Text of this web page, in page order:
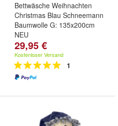
Bettwäsche Weihnachten
Christmas Blau Schneemann
Baumwolle G: 135x200cm
NEU
29,95 €
Kostenloser Versand
1